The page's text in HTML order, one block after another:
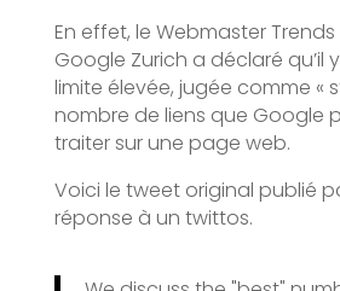
En effet, le Webmaster
Google Zurich a déclaré qu’il
limite élevée, jugée comme «
nombre de liens que Google
traiter sur une page web.
Voici le tweet original publié
réponse à un twittos.